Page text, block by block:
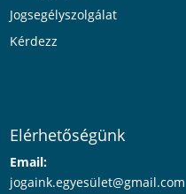
Jogsegélyszolgálat
Kérdezz
Elérhetőségünk
Email:
jogaink.egyesület@gmail.com